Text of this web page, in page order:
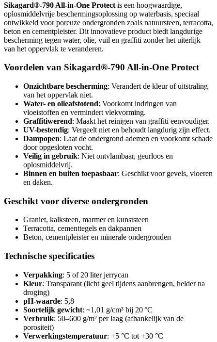
Sikagard®-790 All-in-One Protect is een hoogwaardige,
oplosmiddelvrije beschermingsoplossing op waterbasis, speciaal
ontwikkeld voor poreuze ondergronden zoals natuursteen, terracotta,
beton en cementpleister. Dit innovatieve product biedt langdurige
bescherming tegen water, olie, vuil en graffiti zonder het uiterlijk
van het oppervlak te veranderen.
Voordelen van Sikagard®-790 All-in-One Protect
Onzichtbare bescherming: Verandert de kleur of uitstraling
van het oppervlak niet.
Water- en olieafstotend: Voorkomt indringen van
vloeistoffen en vermindert vlekvorming.
Graffitiwerend: Maakt het reinigen van graffiti eenvoudiger.
UV-bestendig: Vergeelt niet en behoudt langdurig zijn effect.
Dampopen: Laat de ondergrond ademen en voorkomt schade
door opgesloten vocht.
Veilig in gebruik: Niet ontvlambaar, geurloos en
oplosmiddelvrij.
Binnen en buiten toepasbaar: Geschikt voor gevels, vloeren
en daken.
Geschikt voor diverse ondergronden
Graniet, kalksteen, marmer en kunststeen
Terracotta, cementtegels en dakpannen
Beton, cementpleister en minerale ondergronden
Technische specificaties
Verpakking: 5 of 20 liter jerrycan
Kleur: Transparant (licht geel tijdens aanbrengen, helder na
droging)
pH-waarde: 5,8
Soortelijk gewicht: ~1,01 g/cm³ bij 20 °C
Verbruik: 50–600 g/m² per laag (afhankelijk van de
porositeit)
Verwerkingstemperatuur: +5 °C tot +30 °C